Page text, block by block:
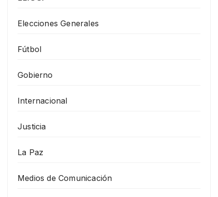
Elecciones Generales
Fútbol
Gobierno
Internacional
Justicia
La Paz
Medios de Comunicación